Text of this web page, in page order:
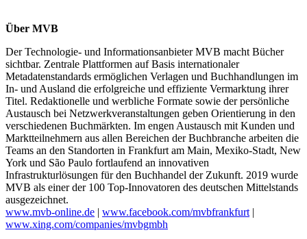
Über MVB
Der Technologie- und Informationsanbieter MVB macht Bücher
sichtbar. Zentrale Plattformen auf Basis internationaler
Metadatenstandards ermöglichen Verlagen und Buchhandlungen im
In- und Ausland die erfolgreiche und effiziente Vermarktung ihrer
Titel. Redaktionelle und werbliche Formate sowie der persönliche
Austausch bei Netzwerkveranstaltungen geben Orientierung in den
verschiedenen Buchmärkten. Im engen Austausch mit Kunden und
Marktteilnehmern aus allen Bereichen der Buchbranche arbeiten die
Teams an den Standorten in Frankfurt am Main, Mexiko-Stadt, New
York und São Paulo fortlaufend an innovativen
Infrastrukturlösungen für den Buchhandel der Zukunft. 2019 wurde
MVB als einer der 100 Top-Innovatoren des deutschen Mittelstands
ausgezeichnet.
www.mvb-online.de | www.facebook.com/mvbfrankfurt |
www.xing.com/companies/mvbgmbh